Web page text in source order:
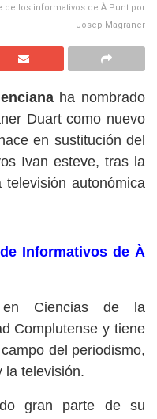
de los informativos de À Punt por
Josep Magraner
ha nombrado
Duart como nuevo
en sustitución del
Ivan esteve, tras la
autonómica
Informativos de À
en Ciencias de la
Complutense y tiene
del periodismo,
la televisión.
gran parte de su